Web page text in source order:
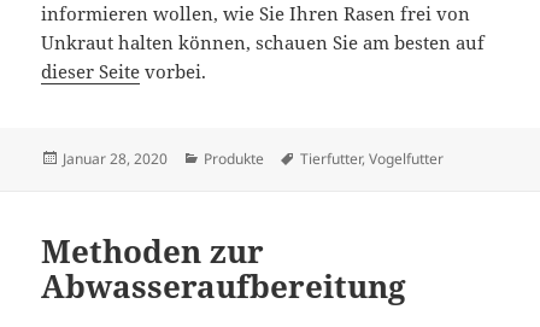
informieren wollen, wie Sie Ihren Rasen frei von
Unkraut halten können, schauen Sie am besten auf
dieser Seite vorbei.
Veröffentlicht
Januar 28, 2020 Kategorien
Produkte Schlagwörter
Tierfutter,Vogelfutter
Methoden zur
Abwasseraufbereitung